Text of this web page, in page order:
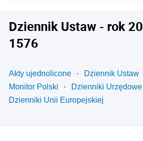
Dziennik Ustaw - rok
1576
Akty ujednolicone
Dziennik Ustaw
Monitor Polski
Dzienniki Urzędowe
Dzienniki Unii Europejskiej